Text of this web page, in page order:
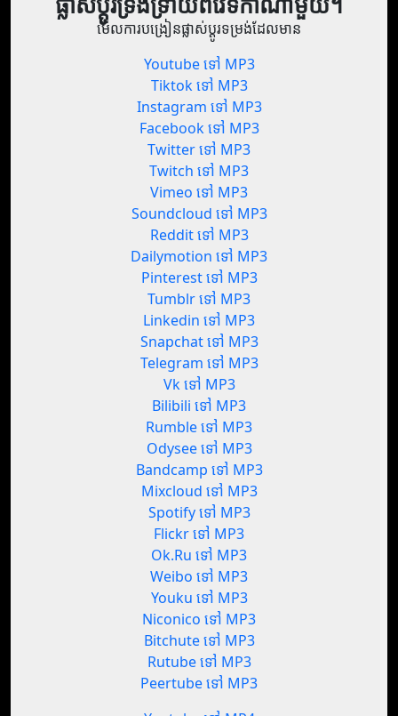
មើលការបង្រៀនផ្លាស់ប្តូរទម្រង់ដែលមាន
Youtube ទៅ MP3
Tiktok ទៅ MP3
Instagram ទៅ MP3
Facebook ទៅ MP3
Twitter ទៅ MP3
Twitch ទៅ MP3
Vimeo ទៅ MP3
Soundcloud ទៅ MP3
Reddit ទៅ MP3
Dailymotion ទៅ MP3
Pinterest ទៅ MP3
Tumblr ទៅ MP3
Linkedin ទៅ MP3
Snapchat ទៅ MP3
Telegram ទៅ MP3
Vk ទៅ MP3
Bilibili ទៅ MP3
Rumble ទៅ MP3
Odysee ទៅ MP3
Bandcamp ទៅ MP3
Mixcloud ទៅ MP3
Spotify ទៅ MP3
Flickr ទៅ MP3
Ok.Ru ទៅ MP3
Weibo ទៅ MP3
Youku ទៅ MP3
Niconico ទៅ MP3
Bitchute ទៅ MP3
Rutube ទៅ MP3
Peertube ទៅ MP3